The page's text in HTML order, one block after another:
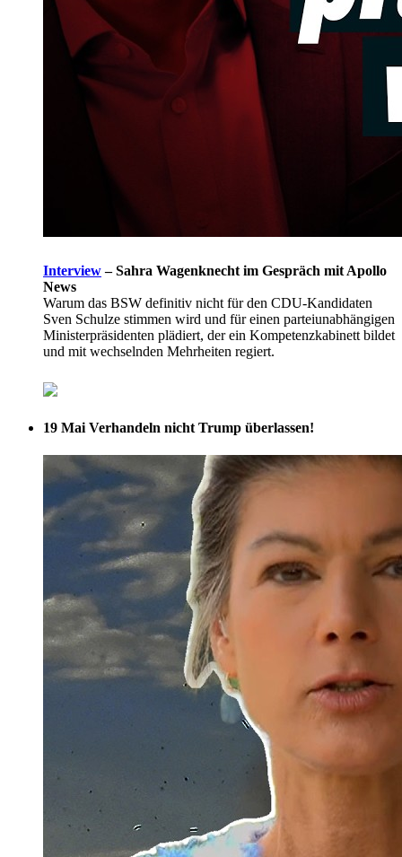
Interview– Sahra Wagenknecht im Gespräch mit Apollo
News
Warum das BSW definitiv nicht für den CDU-Kandidaten
Sven Schulze stimmen wird und für einen parteiunabhängigen
Ministerpräsidenten plädiert, der ein Kompetenzkabinett bildet
und mit wechselnden Mehrheiten regiert.
19 Mai Verhandeln nicht Trump überlassen!